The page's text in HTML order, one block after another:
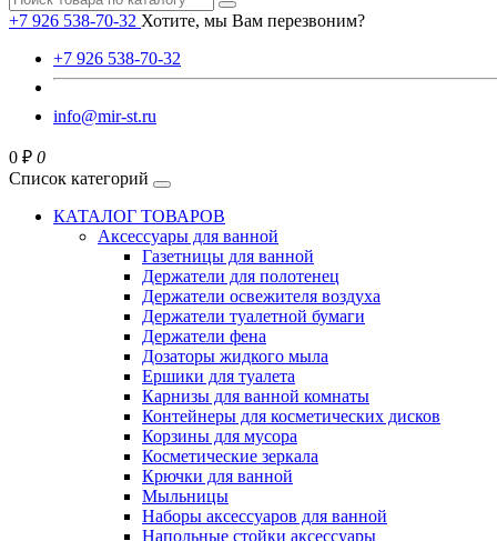
+7 926 538-70-32 Хотите, мы Вам перезвоним?
+7 926 538-70-32
info@mir-st.ru
0 ₽ 0
Список категорий
КАТАЛОГ ТОВАРОВ
Аксессуары для ванной
Газетницы для ванной
Держатели для полотенец
Держатели освежителя воздуха
Держатели туалетной бумаги
Держатели фена
Дозаторы жидкого мыла
Ершики для туалета
Карнизы для ванной комнаты
Контейнеры для косметических дисков
Корзины для мусора
Косметические зеркала
Крючки для ванной
Мыльницы
Наборы аксессуаров для ванной
Напольные стойки аксессуары